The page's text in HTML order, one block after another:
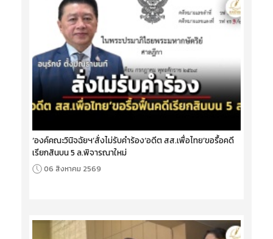
‘องค์คณะวินิจฉัยฯ’สั่งไม่รับคำร้อง‘อดีต สส.เพื่อไทย’ขอรื้อคดี
เรียกสินบน 5 ล.พิจารณาใหม่
06 สิงหาคม 2569